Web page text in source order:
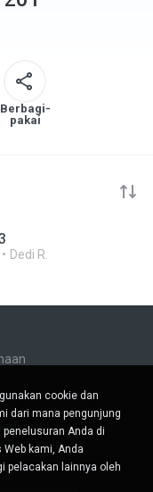
Berbagi-
pakai
Dedi R.
saya
saya
cookie dan
dari mana pengunjung
Anda di
kami, Anda
pelacakan lainnya oleh